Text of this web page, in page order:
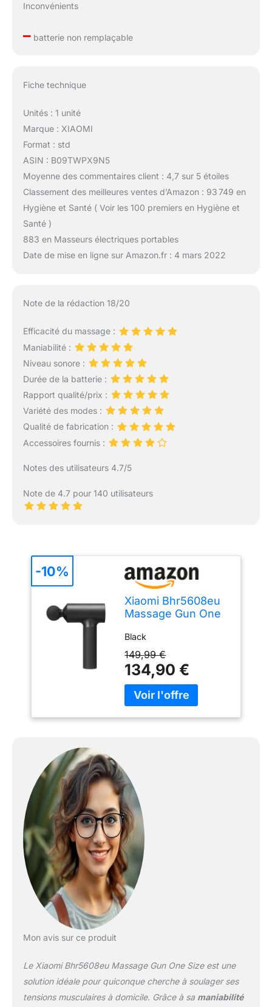
Inconvénients
–batterie non remplaçable
Fiche technique
Unités : 1 unité
Marque : XIAOMI
Format : std
ASIN : B09TWPX9N5
Moyenne des commentaires client : 4,7 sur 5 étoiles
Classement des meilleures ventes d’Amazon : 93 749 en
Hygiène et Santé ( Voir les 100 premiers en Hygiène et
Santé )
883 en Masseurs électriques portables
Date de mise en ligne sur Amazon.fr : 4 mars 2022
Note de la rédaction 18/20
Efficacité du massage :
Maniabilité :
Niveau sonore :
Durée de la batterie :
Rapport qualité/prix :
Variété des modes :
Qualité de fabrication :
Accessoires fournis :
Notes des utilisateurs 4.7/5
Note de 4.7 pour 140 utilisateurs
Xiaomi Bhr5608eu
Massage Gun One
Black
149,99 €
134,90 €
-10%
Mon avis sur ce produit
Le Xiaomi Bhr5608eu Massage Gun One Size est une
solution idéale pour quiconque cherche à soulager ses
tensions musculaires à domicile. Grâce à sa maniabilité